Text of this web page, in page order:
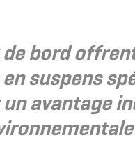
bord
suspens
avantage